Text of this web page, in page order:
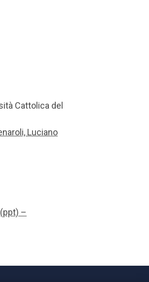
Cattolica del
Luciano
–